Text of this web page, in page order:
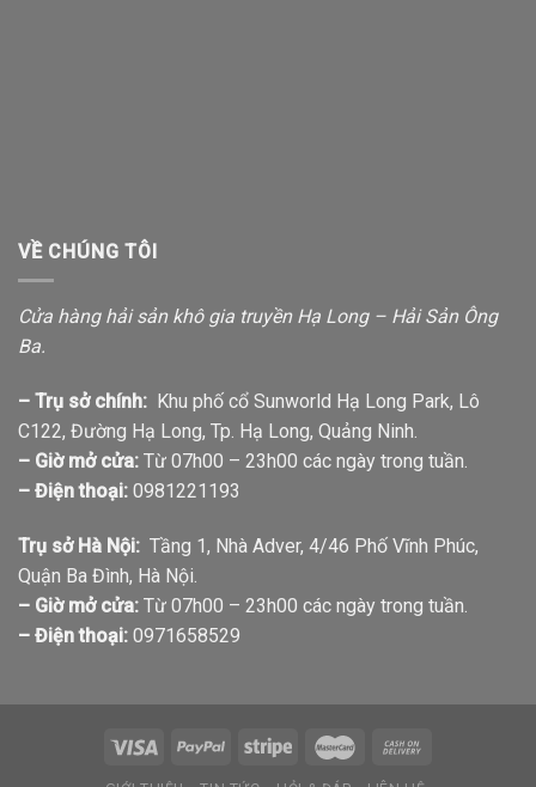
VỀ CHÚNG TÔI
Cửa hàng hải sản khô gia truyền Hạ Long – Hải Sản Ông
Ba.
– Trụ sở chính: Khu phố cổ Sunworld Hạ Long Park, Lô
C122, Đường Hạ Long, Tp. Hạ Long, Quảng Ninh.
– Giờ mở cửa: Từ 07h00 – 23h00 các ngày trong tuần.
– Điện thoại: 0981221193
Trụ sở Hà Nội: Tầng 1, Nhà Adver, 4/46 Phố Vĩnh Phúc,
Quận Ba Đình, Hà Nội.
– Giờ mở cửa: Từ 07h00 – 23h00 các ngày trong tuần.
– Điện thoại: 0971658529